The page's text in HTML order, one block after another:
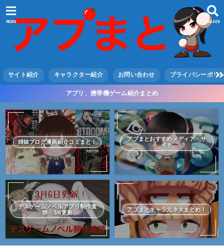
SEARCH
MENU
サイト紹介 キャラクター紹介 お問い合わせ プライバシーポリ
アプリ、携帯機ゲーム紹介まとめ
姉妹ブログ漫画紹介コミまと！
アプまとおすすめメディア・サ
イト
デスゲームノベルアプリ制作進
捗 3/6更新
アプまとキャラ元ネタまとめ！